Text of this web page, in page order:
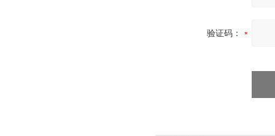
验证码：